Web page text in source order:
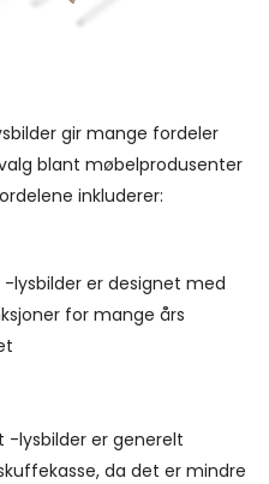
gir mange fordeler
blant møbelprodusenter
inkluderer:
lysbilder er designet med
for mange års
-lysbilder er generelt
da det er mindre